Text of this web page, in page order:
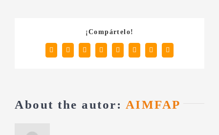
¡Compártelo!
Facebook
X RedditLinkedInTumblrPinterest
Vk
Correo
electrónico
About the autor: AIMFAP